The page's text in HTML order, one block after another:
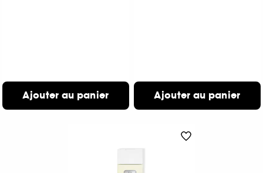
Ajouter au panier Ajouter au panier